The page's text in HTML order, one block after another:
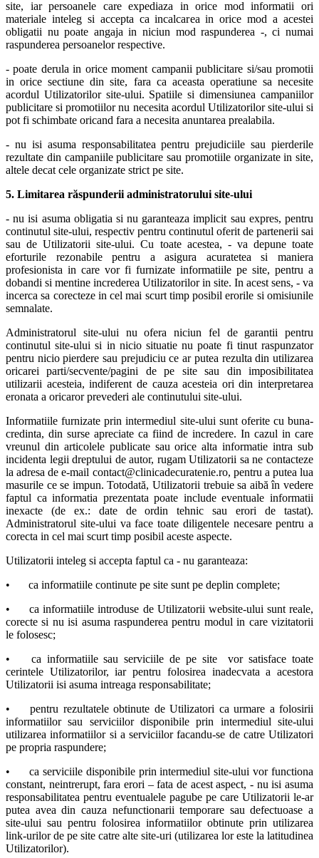
site, iar persoanele care expediaza in orice mod informatii ori
materiale inteleg si accepta ca incalcarea in orice mod a acestei
obligatii nu poate angaja in niciun mod raspunderea -, ci numai
raspunderea persoanelor respective.
- poate derula in orice moment campanii publicitare si/sau promotii
in orice sectiune din site, fara ca aceasta operatiune sa necesite
acordul Utilizatorilor site-ului. Spatiile si dimensiunea campaniilor
publicitare si promotiilor nu necesita acordul Utilizatorilor site-ului si
pot fi schimbate oricand fara a necesita anuntarea prealabila.
- nu isi asuma responsabilitatea pentru prejudiciile sau pierderile
rezultate din campaniile publicitare sau promotiile organizate in site,
altele decat cele organizate strict pe site.
5. Limitarea răspunderii administratorului site-ului
- nu isi asuma obligatia si nu garanteaza implicit sau expres, pentru
continutul site-ului, respectiv pentru continutul oferit de partenerii sai
sau de Utilizatorii site-ului. Cu toate acestea, - va depune toate
eforturile rezonabile pentru a asigura acuratetea si maniera
profesionista in care vor fi furnizate informatiile pe site, pentru a
dobandi si mentine increderea Utilizatorilor in site. In acest sens, - va
incerca sa corecteze in cel mai scurt timp posibil erorile si omisiunile
semnalate.
Administratorul site-ului nu ofera niciun fel de garantii pentru
continutul site-ului si in nicio situatie nu poate fi tinut raspunzator
pentru nicio pierdere sau prejudiciu ce ar putea rezulta din utilizarea
oricarei parti/secvente/pagini de pe site sau din imposibilitatea
utilizarii acesteia, indiferent de cauza acesteia ori din interpretarea
eronata a oricaror prevederi ale continutului site-ului.
Informatiile furnizate prin intermediul site-ului sunt oferite cu buna-
credinta, din surse apreciate ca fiind de incredere. In cazul in care
vreunul din articolele publicate sau orice alta informatie intra sub
incidenta legii dreptului de autor, rugam Utilizatorii sa ne contacteze
la adresa de e-mail contact@clinicadecuratenie.ro, pentru a putea lua
masurile ce se impun. Totodată, Utilizatorii trebuie sa aibă în vedere
faptul ca informatia prezentata poate include eventuale informatii
inexacte (de ex.: date de ordin tehnic sau erori de tastat).
Administratorul site-ului va face toate diligentele necesare pentru a
corecta in cel mai scurt timp posibil aceste aspecte.
Utilizatorii inteleg si accepta faptul ca - nu garanteaza:
•
ca informatiile continute pe site sunt pe deplin complete;
•
ca informatiile introduse de Utilizatorii website-ului sunt reale,
corecte si nu isi asuma raspunderea pentru modul in care vizitatorii
le folosesc;
•
ca informatiile sau serviciile de pe site vor satisface toate
cerintele Utilizatorilor, iar pentru folosirea inadecvata a acestora
Utilizatorii isi asuma intreaga responsabilitate;
•
pentru rezultatele obtinute de Utilizatori ca urmare a folosirii
informatiilor sau serviciilor disponibile prin intermediul site-ului
utilizarea informatiilor si a serviciilor facandu-se de catre Utilizatori
pe propria raspundere;
•
ca serviciile disponibile prin intermediul site-ului vor functiona
constant, neintrerupt, fara erori – fata de acest aspect, - nu isi asuma
responsabilitatea pentru eventualele pagube pe care Utilizatorii le-ar
putea avea din cauza nefunctionarii temporare sau defectuoase a
site-ului sau pentru folosirea informatiilor obtinute prin utilizarea
link-urilor de pe site catre alte site-uri (utilizarea lor este la latitudinea
Utilizatorilor).